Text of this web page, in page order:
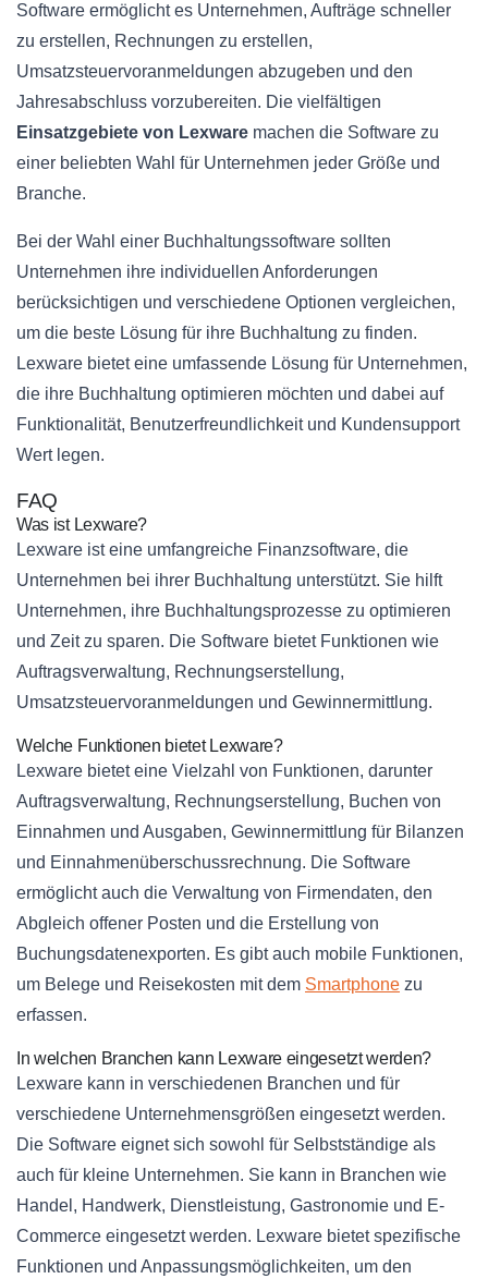
Software ermöglicht es Unternehmen, Aufträge schneller
zu erstellen, Rechnungen zu erstellen,
Umsatzsteuervoranmeldungen abzugeben und den
Jahresabschluss vorzubereiten. Die vielfältigen
Einsatzgebiete von Lexware machen die Software zu
einer beliebten Wahl für Unternehmen jeder Größe und
Branche.
Bei der Wahl einer Buchhaltungssoftware sollten
Unternehmen ihre individuellen Anforderungen
berücksichtigen und verschiedene Optionen vergleichen,
um die beste Lösung für ihre Buchhaltung zu finden.
Lexware bietet eine umfassende Lösung für Unternehmen,
die ihre Buchhaltung optimieren möchten und dabei auf
Funktionalität, Benutzerfreundlichkeit und Kundensupport
Wert legen.
FAQ
Was ist Lexware?
Lexware ist eine umfangreiche Finanzsoftware, die
Unternehmen bei ihrer Buchhaltung unterstützt. Sie hilft
Unternehmen, ihre Buchhaltungsprozesse zu optimieren
und Zeit zu sparen. Die Software bietet Funktionen wie
Auftragsverwaltung, Rechnungserstellung,
Umsatzsteuervoranmeldungen und Gewinnermittlung.
Welche Funktionen bietet Lexware?
Lexware bietet eine Vielzahl von Funktionen, darunter
Auftragsverwaltung, Rechnungserstellung, Buchen von
Einnahmen und Ausgaben, Gewinnermittlung für Bilanzen
und Einnahmenüberschussrechnung. Die Software
ermöglicht auch die Verwaltung von Firmendaten, den
Abgleich offener Posten und die Erstellung von
Buchungsdatenexporten. Es gibt auch mobile Funktionen,
um Belege und Reisekosten mit dem Smartphone zu
erfassen.
In welchen Branchen kann Lexware eingesetzt werden?
Lexware kann in verschiedenen Branchen und für
verschiedene Unternehmensgrößen eingesetzt werden.
Die Software eignet sich sowohl für Selbstständige als
auch für kleine Unternehmen. Sie kann in Branchen wie
Handel, Handwerk, Dienstleistung, Gastronomie und E-
Commerce eingesetzt werden. Lexware bietet spezifische
Funktionen und Anpassungsmöglichkeiten, um den